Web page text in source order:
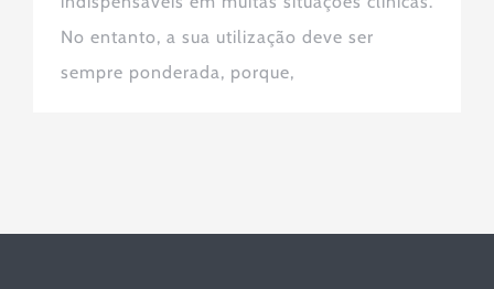
No entanto, a sua utilização deve ser
sempre ponderada, porque,